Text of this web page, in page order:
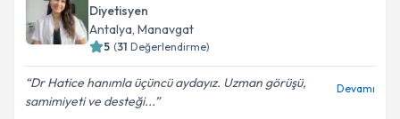
Diyetisyen
Antalya, Manavgat
5 (31 Değerlendirme)
Dr Hatice hanımla üçüncü aydayız. Uzman görüşü,
samimiyeti ve desteği...
Devamı